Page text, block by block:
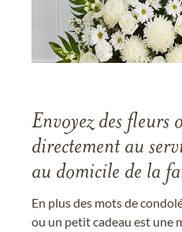
Envoyez des fleurs
directement au
au domicile de la
En plus des mots de
ou un petit cadeau est une